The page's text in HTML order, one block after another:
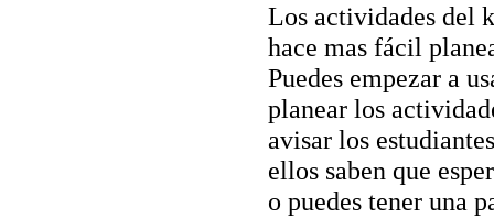
Los actividades del
hace mas fácil
Puedes empezar a
planear los
avisar los
ellos saben que
o puedes tener una